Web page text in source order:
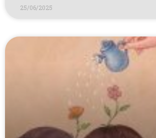
25/06/2025